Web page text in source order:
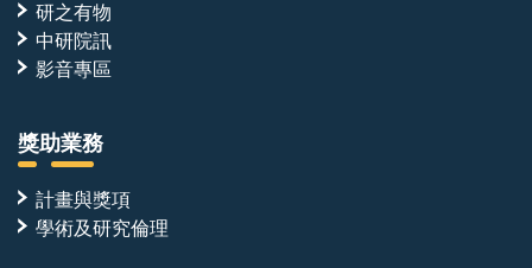
研之有物
中研院訊
影音專區
獎助業務
計畫與獎項
學術及研究倫理